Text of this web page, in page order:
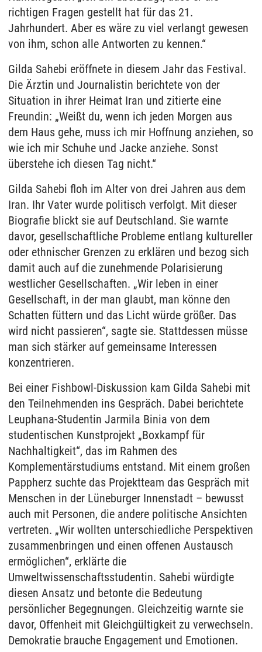
richtigen Fragen gestellt hat für das 21.
Jahrhundert. Aber es wäre zu viel verlangt gewesen
von ihm, schon alle Antworten zu kennen.“
Gilda Sahebi eröffnete in diesem Jahr das Festival.
Die Ärztin und Journalistin berichtete von der
Situation in ihrer Heimat Iran und zitierte eine
Freundin: „Weißt du, wenn ich jeden Morgen aus
dem Haus gehe, muss ich mir Hoffnung anziehen, so
wie ich mir Schuhe und Jacke anziehe. Sonst
überstehe ich diesen Tag nicht.“
Gilda Sahebi floh im Alter von drei Jahren aus dem
Iran. Ihr Vater wurde politisch verfolgt. Mit dieser
Biografie blickt sie auf Deutschland. Sie warnte
davor, gesellschaftliche Probleme entlang kultureller
oder ethnischer Grenzen zu erklären und bezog sich
damit auch auf die zunehmende Polarisierung
westlicher Gesellschaften. „Wir leben in einer
Gesellschaft, in der man glaubt, man könne den
Schatten füttern und das Licht würde größer. Das
wird nicht passieren“, sagte sie. Stattdessen müsse
man sich stärker auf gemeinsame Interessen
konzentrieren.
Bei einer Fishbowl-Diskussion kam Gilda Sahebi mit
den Teilnehmenden ins Gespräch. Dabei berichtete
Leuphana-Studentin Jarmila Binia von dem
studentischen Kunstprojekt „Boxkampf für
Nachhaltigkeit“, das im Rahmen des
Komplementärstudiums entstand. Mit einem großen
Pappherz suchte das Projektteam das Gespräch mit
Menschen in der Lüneburger Innenstadt – bewusst
auch mit Personen, die andere politische Ansichten
vertreten. „Wir wollten unterschiedliche Perspektiven
zusammenbringen und einen offenen Austausch
ermöglichen“, erklärte die
Umweltwissenschaftsstudentin. Sahebi würdigte
diesen Ansatz und betonte die Bedeutung
persönlicher Begegnungen. Gleichzeitig warnte sie
davor, Offenheit mit Gleichgültigkeit zu verwechseln.
Demokratie brauche Engagement und Emotionen.